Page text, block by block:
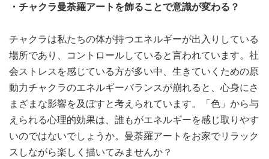
・チャクラ曼荼羅アートを飾ることで意識が変わる？
チャクラは私たちの体が持つエネルギーが出入りしている
場所であり、コントロールしていると言われています。社
会ストレスを感じている方が多い中、生きていくための原
動力チャクラのエネルギーバランスが崩れると、心身にさ
まざまな影響を及ぼすと考えられています。「色」から与
えられる心理的効果は、誰もがエネルギーを感じ取りやす
いのではないでしょうか。曼荼羅アートをお家でリラック
スしながら楽しく描いてみませんか？